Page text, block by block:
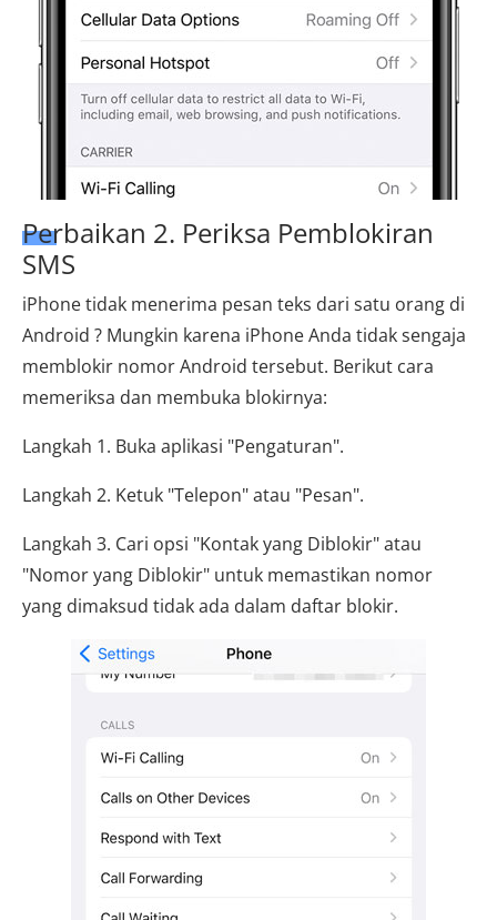
Perbaikan 2. Periksa Pemblokiran
SMS
iPhone tidak menerima pesan teks dari satu orang di
Android ? Mungkin karena iPhone Anda tidak sengaja
memblokir nomor Android tersebut. Berikut cara
memeriksa dan membuka blokirnya:
Langkah 1. Buka aplikasi "Pengaturan".
Langkah 2. Ketuk "Telepon" atau "Pesan".
Langkah 3. Cari opsi "Kontak yang Diblokir" atau
"Nomor yang Diblokir" untuk memastikan nomor
yang dimaksud tidak ada dalam daftar blokir.